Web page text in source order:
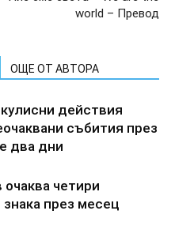
world – Превод
ОЩЕ ОТ АВТОРА
действия
събития през
два дни
четири
през месец